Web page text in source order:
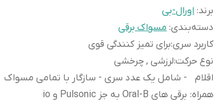
برند: اورال-بی
دسته‌بندی:مسواک برقی
کاربرد سری:برای تمیز کنندگی قوی
نوع حرکت:لرزشی , چرخشی
اقلام
همراه:
- شامل یک عدد سری - سازگار با تمامی مسواک
برقی های Oral-B به جز Pulsonic و io